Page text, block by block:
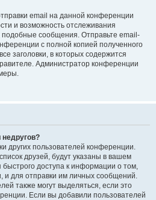
email на данной конференции
и возможность отслеживания
сообщения. Отправьте email-
с полной копией полученного
заголовки, в которых содержится
Администратор конференции
недругов?
других пользователей конференции.
друзей, будут указаны в вашем
доступа к информации о том,
и для отправки им личных сообщений.
также могут выделяться, если это
Если вы добавили пользователей